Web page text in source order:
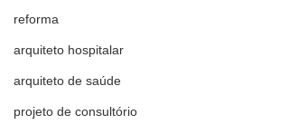
reforma
arquiteto hospitalar
arquiteto de saúde
projeto de consultório